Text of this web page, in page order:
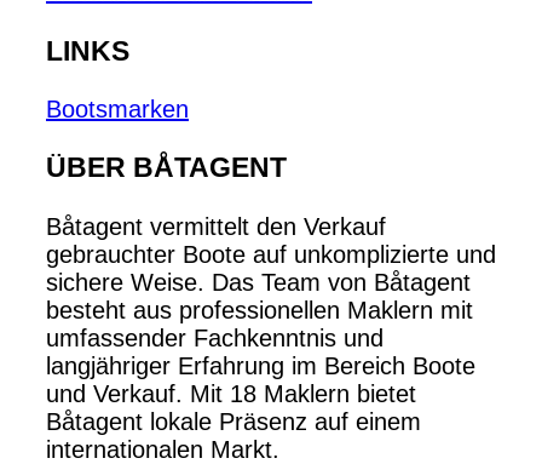
LINKS
Bootsmarken
ÜBER BÅTAGENT
Båtagent vermittelt den Verkauf
gebrauchter Boote auf unkomplizierte und
sichere Weise. Das Team von Båtagent
besteht aus professionellen Maklern mit
umfassender Fachkenntnis und
langjähriger Erfahrung im Bereich Boote
und Verkauf. Mit 18 Maklern bietet
Båtagent lokale Präsenz auf einem
internationalen Markt.